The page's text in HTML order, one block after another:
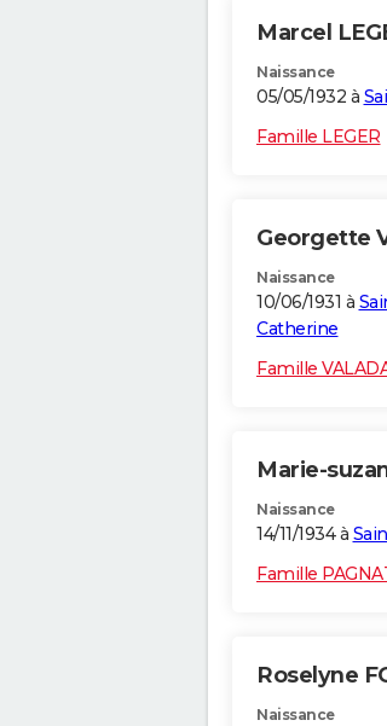
Marcel
Naissance
05/05/1932 à
Famille LEGER
Georgette
Naissance
10/06/1931 à
Catherine
Famille
Marie-
Naissance
14/11/1934 à
Famille
Roselyne
Naissance